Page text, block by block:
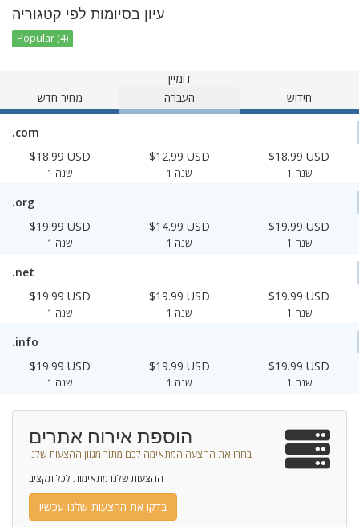
עיון בסיומות לפי קטגוריה
Popular (4)
דומיין
מחיר חדש
העברה חידוש
.com
$18.99 USD
1 שנה
$12.99 USD
1 שנה
$18.99 USD
1 שנה
.org
$19.99 USD
1 שנה
$14.99 USD
1 שנה
$19.99 USD
1 שנה
.net
$19.99 USD
1 שנה
$19.99 USD
1 שנה
$19.99 USD
1 שנה
.info
$19.99 USD
1 שנה
$19.99 USD
1 שנה
$19.99 USD
1 שנה
הוספת אירוח אתרים
בחרו את ההצעה המתאימה לכם מתוך מגוון ההצעות שלנו
ההצעות שלנו מתאימות לכל תקציב
בדקו את ההצעות שלנו עכשיו